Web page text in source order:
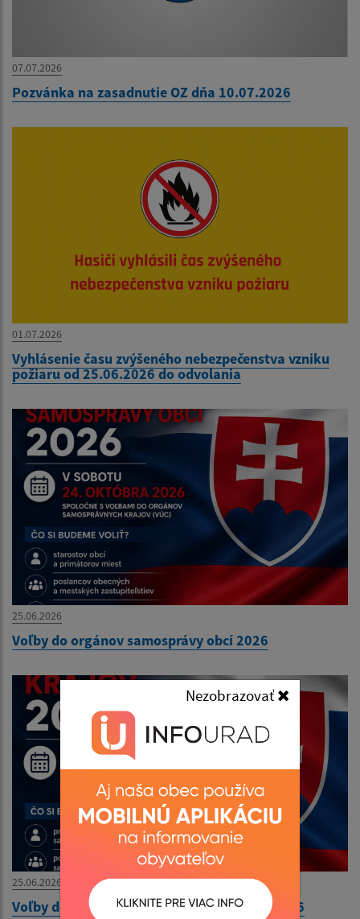
Nezobrazovať
07.07.2026
Pozvánka na zasadnutie OZ dňa 10.07.2026
01.07.2026
Vyhlásenie času zvýšeného nebezpečenstva vzniku
požiaru od 25.06.2026 do odvolania
25.06.2026
Voľby do orgánov samosprávy obcí 2026
25.06.2026
Voľby do orgánov samosprávnych krajov 2026